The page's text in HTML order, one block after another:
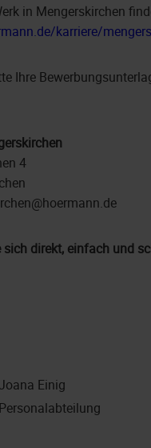
in Mengerskirchen
karriere/
Ihre
4
direkt, einfach und
Einig
Personalabteilung